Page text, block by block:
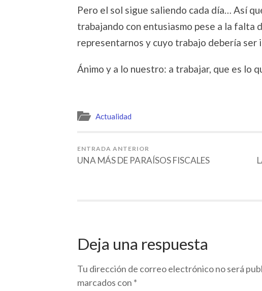
Pero el sol sigue saliendo cada día… Así
trabajando con entusiasmo pese a la falta
representarnos y cuyo trabajo debería ser
Ánimo y a lo nuestro: a trabajar, que es lo
Actualidad
ENTRADA ANTERIOR
UNA MÁS DE PARAÍSOS FISCALES
Deja una respuesta
Tu dirección de correo electrónico no será
marcados con *